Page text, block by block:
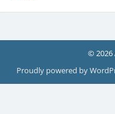
© 2026
Proudly powered by